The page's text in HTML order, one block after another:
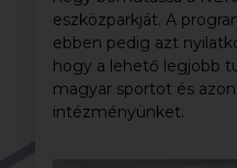
eszközparkját. A
ebben pedig azt
hogy a lehető legjobb
magyar sportot és
intézményünket.